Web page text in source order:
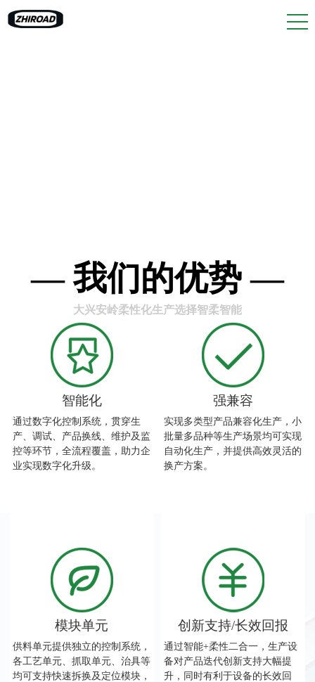
— 我们的优势 —
大兴安岭柔性化生产选择智柔智能
智能化
通过数字化控制系统，贯穿生
产、调试、产品换线、维护及监
控等环节，全流程覆盖，助力企
业实现数字化升级。
强兼容
实现多类型产品兼容化生产，小
批量多品种等生产场景均可实现
自动化生产，并提供高效灵活的
换产方案。
模块单元
供料单元提供独立的控制系统，
各工艺单元、抓取单元、治具等
均可支持快速拆换及定位模块，
创新支持/长效回报
通过智能+柔性二合一，生产设
备对产品迭代创新支持大幅提
升，同时有利于设备的长效回